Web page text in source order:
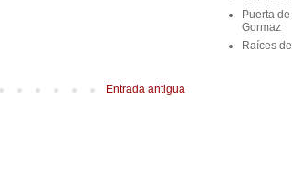
Entrada antigua
Puerta
Gormaz
Raíces